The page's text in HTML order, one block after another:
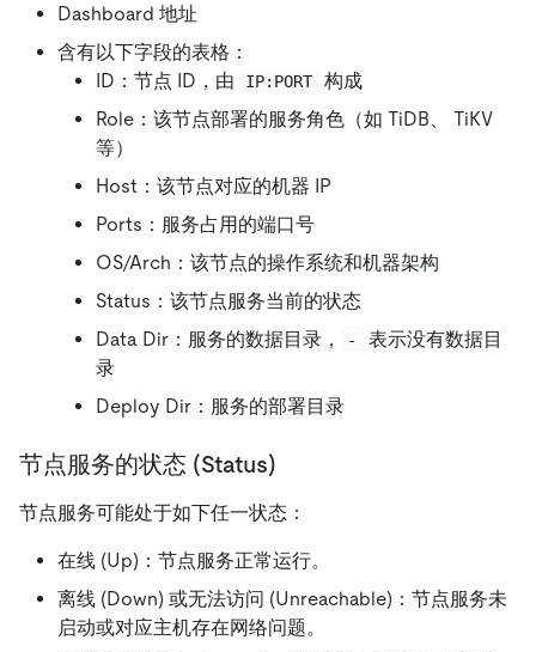
Dashboard 地址
含有以下字段的表格：
ID：节点 ID，由
IP:PORT 构成
Role：该节点部署的服务角色（如 TiDB、 TiKV
等）
Host：该节点对应的机器 IP
Ports：服务占用的端口号
OS/Arch：该节点的操作系统和机器架构
Status：该节点服务当前的状态
Data Dir：服务的数据目录，
-
表示没有数据目
录
Deploy Dir：服务的部署目录
节点服务的状态 (Status)
节点服务可能处于如下任一状态：
在线 (Up)：节点服务正常运行。
离线 (Down) 或无法访问 (Unreachable)：节点服务未
启动或对应主机存在网络问题。